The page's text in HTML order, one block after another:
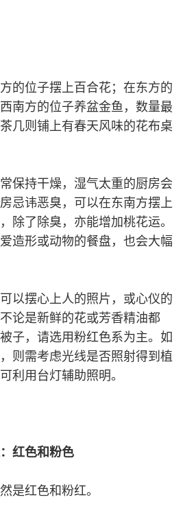
位子摆上百合花；在东方的
南方的位子养盆金鱼，数量最
几则铺上有春天风味的花布桌
持干燥，湿气太重的厨房会
忌讳恶臭，可以在东南方摆上
除了除臭，亦能增加桃花运。
造形或动物的餐盘，也会大幅
摆心上人的照片，或心仪的
论是新鲜的花或芳香精油都
子，请选用粉红色系为主。如
则需考虑光线是否照射得到植
利用台灯辅助照明。
红色和粉色
是红色和粉红。